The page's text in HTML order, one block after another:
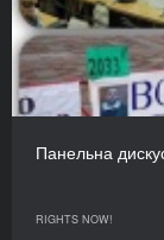
Панельна
RIGHTS NOW!